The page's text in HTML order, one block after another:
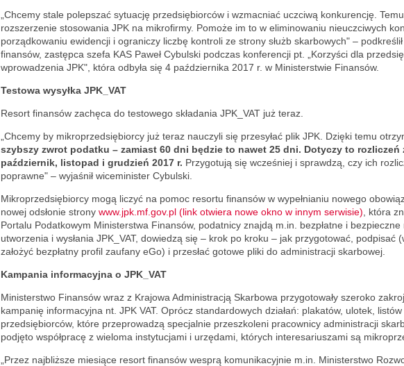
„Chcemy stale polepszać sytuację przedsiębiorców i wzmacniać uczciwą konkurencję. Temu
rozszerzenie stosowania JPK na mikrofirmy. Pomoże im to w eliminowaniu nieuczciwych
porządkowaniu ewidencji i ograniczy liczbę kontroli ze strony służb skarbowych" –
finansów, zastępca szefa KAS Paweł Cybulski podczas konferencji pt. „Korzyści dla
wprowadzenia JPK", która odbyła się 4 października 2017 r. w Ministerstwie Finansów.
Testowa wysyłka JPK_VAT
Resort finansów zachęca do testowego składania JPK_VAT już teraz.
„Chcemy by mikroprzedsiębiorcy już teraz nauczyli się przesyłać plik JPK. Dzięki temu
szybszy zwrot podatku – zamiast 60 dni będzie to nawet 25 dni. Dotyczy to rozliczeń
październik, listopad i grudzień 2017 r. Przygotują się wcześniej i sprawdzą, czy ich
poprawne" – wyjaśnił wiceminister Cybulski.
Mikroprzedsiębiorcy mogą liczyć na pomoc resortu finansów w wypełnianiu nowego
nowej odsłonie strony www.jpk.mf.gov.pl (link otwiera nowe okno w innym serwisie) , która
Portalu Podatkowym Ministerstwa Finansów, podatnicy znajdą m.in. bezpłatne i
utworzenia i wysłania JPK_VAT, dowiedzą się – krok po kroku – jak przygotować, podpisać
założyć bezpłatny profil zaufany eGo) i przesłać gotowe pliki do administracji skarbowej.
Kampania informacyjna o JPK_VAT
Ministerstwo Finansów wraz z Krajowa Administracją Skarbowa przygotowały szeroko
kampanię informacyjna nt. JPK VAT. Oprócz standardowych działań: plakatów, ulotek,
przedsiębiorców, które przeprowadzą specjalnie przeszkoleni pracownicy administracji
podjęto współpracę z wieloma instytucjami i urzędami, których interesariuszami są
„Przez najbliższe miesiące resort finansów wesprą komunikacyjnie m.in. Ministerstwo